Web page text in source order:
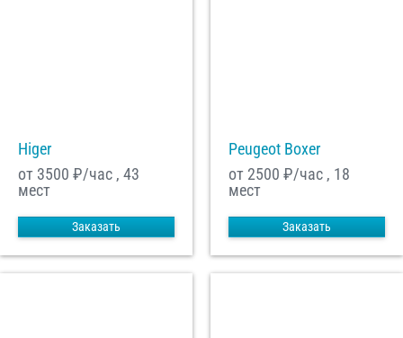
Higer
от 3500 ₽/час , 43
мест
Заказать
Peugeot Boxer
от 2500 ₽/час , 18
мест
Заказать